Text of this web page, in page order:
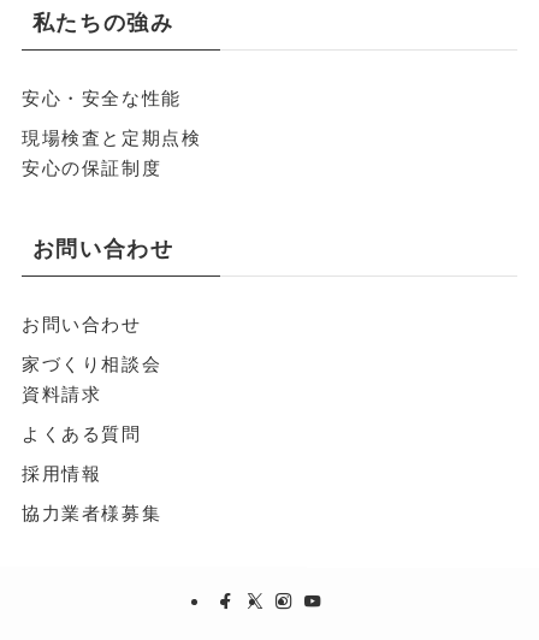
私たちの強み
安心・安全な性能
現場検査と定期点検
安心の保証制度
お問い合わせ
お問い合わせ
家づくり相談会
資料請求
よくある質問
採用情報
協力業者様募集